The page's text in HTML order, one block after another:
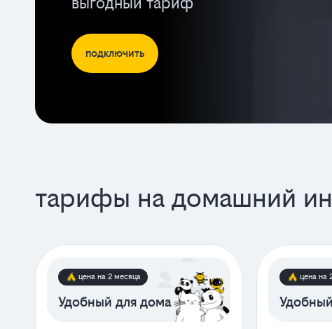
подключить
тарифы на домашний
цена на 2 месяца
Удобный для дома
цена на